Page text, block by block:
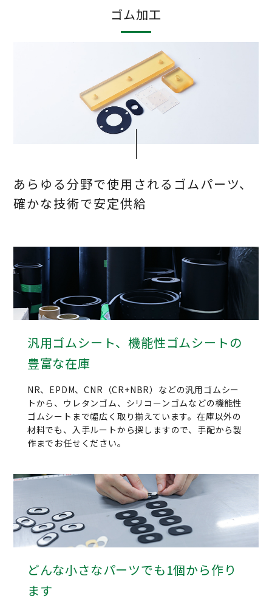
ゴム加工
あらゆる分野で使用されるゴムパーツ、
確かな技術で安定供給
汎用ゴムシート、機能性ゴムシートの
豊富な在庫
NR、EPDM、CNR（CR+NBR）などの汎用ゴムシー
トから、ウレタンゴム、シリコーンゴムなどの機能性
ゴムシートまで幅広く取り揃えています。在庫以外の
材料でも、入手ルートから探しますので、手配から製
作までお任せください。
どんな小さなパーツでも1個から作り
ます